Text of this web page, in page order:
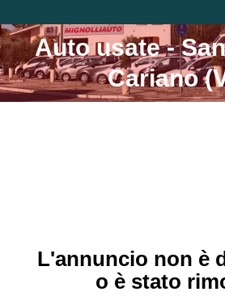
Auto usate -
Cariano
Tu sei qui:
L'annuncio non è
o è stato